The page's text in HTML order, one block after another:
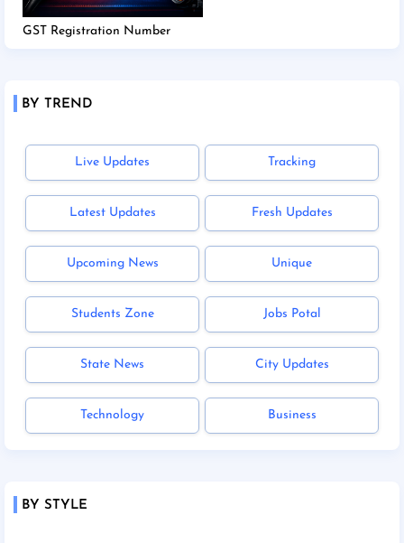
GST Registration Number
BY TREND
Live Updates Tracking
Latest Updates Fresh Updates
Upcoming News Unique
Students Zone Jobs Potal
State News City Updates
Technology Business
BY STYLE